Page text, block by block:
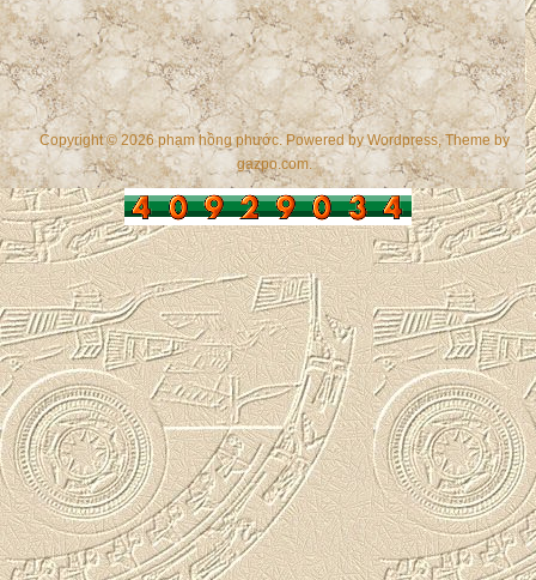
Copyright © 2026 phạm hồng phước. Powered byWordpress, Theme by
gazpo.com.